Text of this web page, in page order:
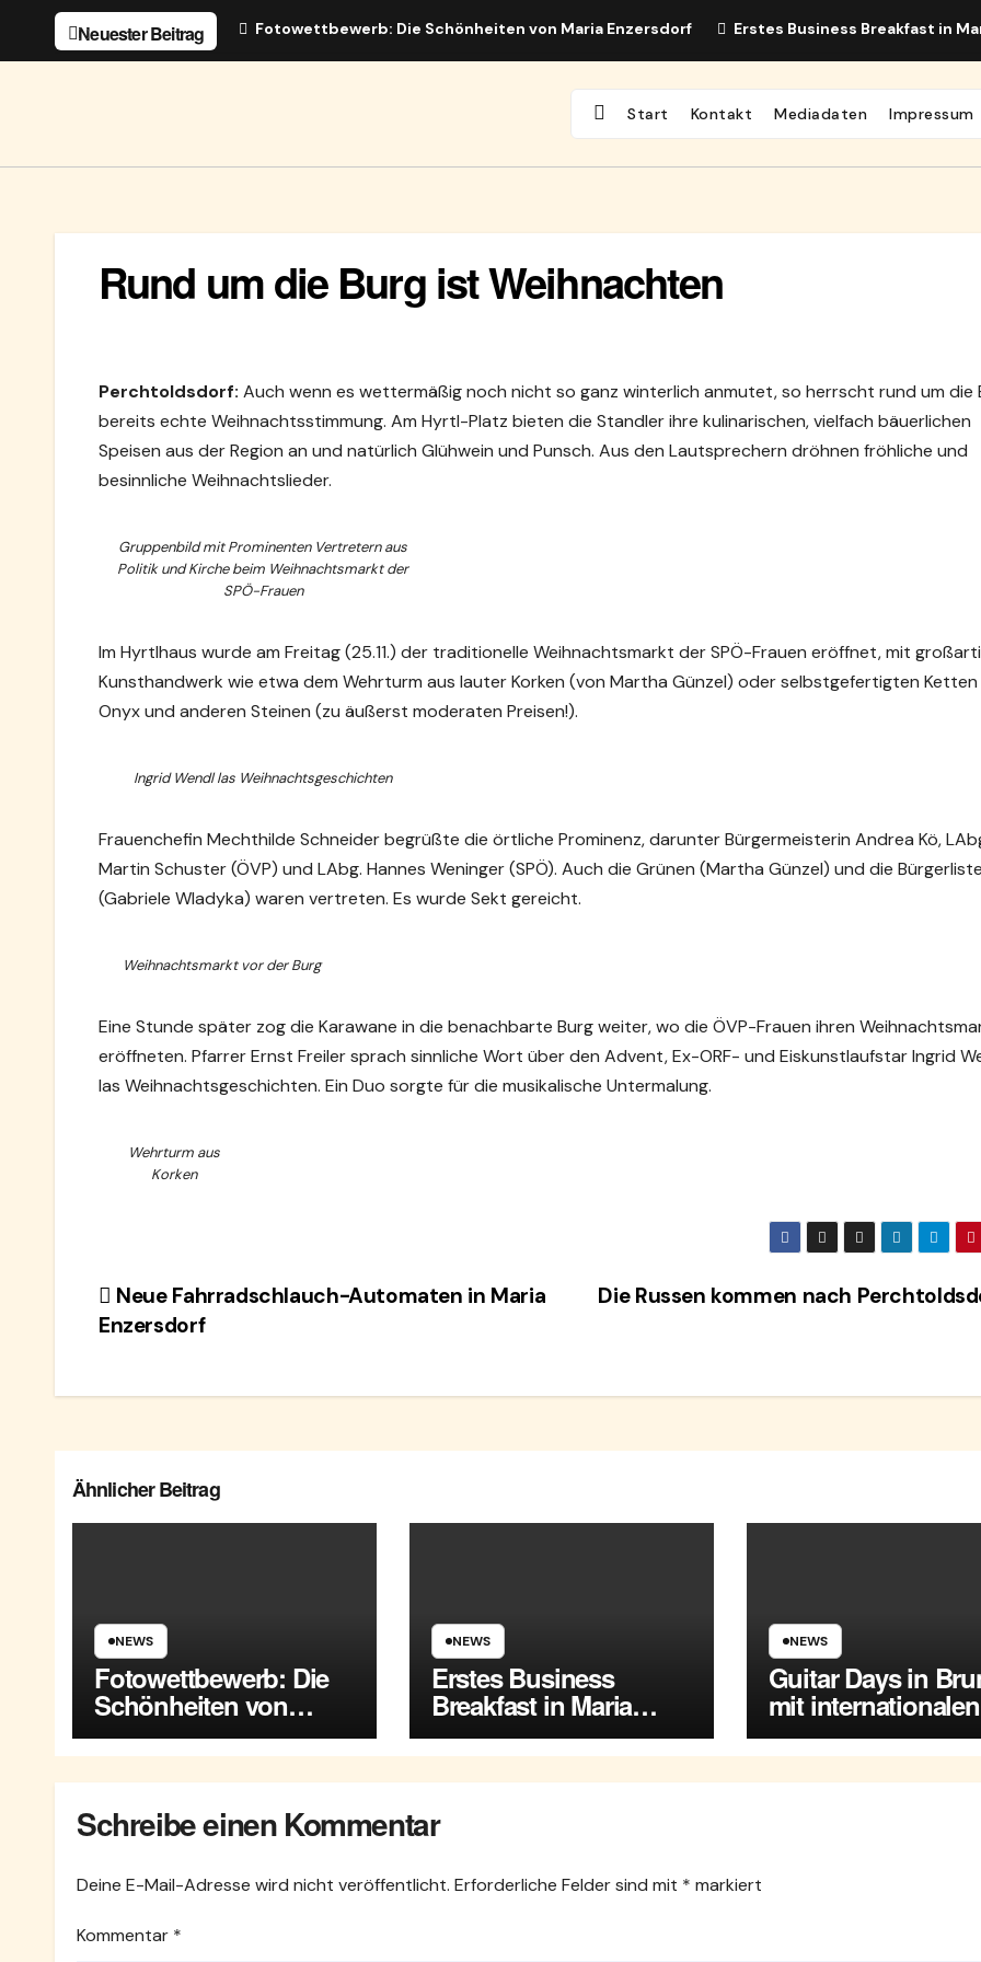
Neuester Beitrag Fotowettbewerb: Die Schönheiten von Maria Enzersdorf Erstes Business Breakfast in
Start Kontakt Mediadaten Impressum
Rund um die Burg ist Weihnachten
Perchtoldsdorf: Auch wenn es wettermäßig noch nicht so ganz winterlich anmutet, so herrscht rund um die
bereits echte Weihnachtsstimmung. Am Hyrtl-Platz bieten die Standler ihre kulinarischen, vielfach bäuerlichen
Speisen aus der Region an und natürlich Glühwein und Punsch. Aus den Lautsprechern dröhnen fröhliche und
besinnliche Weihnachtslieder.
Gruppenbild mit Prominenten Vertretern aus
Politik und Kirche beim Weihnachtsmarkt der
SPÖ-Frauen
Im Hyrtlhaus wurde am Freitag (25.11.) der traditionelle Weihnachtsmarkt der SPÖ-Frauen eröffnet, mit
Kunsthandwerk wie etwa dem Wehrturm aus lauter Korken (von Martha Günzel) oder selbstgefertigten Ketten
Onyx und anderen Steinen (zu äußerst moderaten Preisen!).
Ingrid Wendl las Weihnachtsgeschichten
Frauenchefin Mechthilde Schneider begrüßte die örtliche Prominenz, darunter Bürgermeisterin Andrea Kö,
Martin Schuster (ÖVP) und LAbg. Hannes Weninger (SPÖ). Auch die Grünen (Martha Günzel) und die
(Gabriele Wladyka) waren vertreten. Es wurde Sekt gereicht.
Weihnachtsmarkt vor der Burg
Eine Stunde später zog die Karawane in die benachbarte Burg weiter, wo die ÖVP-Frauen ihren
eröffneten. Pfarrer Ernst Freiler sprach sinnliche Wort über den Advent, Ex-ORF- und Eiskunstlaufstar Ingrid
las Weihnachtsgeschichten. Ein Duo sorgte für die musikalische Untermalung.
Wehrturm aus
Korken
Beitragsnavigation Die Russen kommen nach
Neue Fahrradschlauch-Automaten in Maria
Enzersdorf
Ähnlicher Beitrag
NEWS
Fotowettbewerb: Die
Schönheiten von
Maria Enzersdorf
NEWS
Erstes Business
Breakfast in Maria
Enzersdorf
NEWS
Guitar Days in
mit internationalen
Spitzenmusikern
Schreibe einen Kommentar
Deine E-Mail-Adresse wird nicht veröffentlicht. Erforderliche Felder sind mit * markiert
Kommentar *